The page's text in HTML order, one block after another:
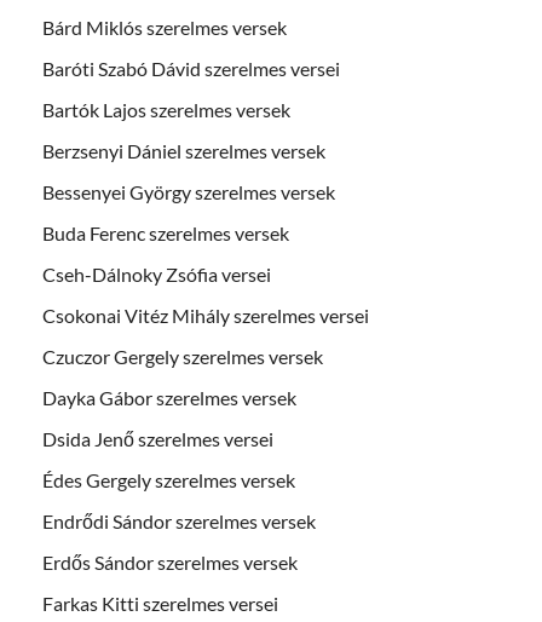
Bárd Miklós szerelmes versek
Baróti Szabó Dávid szerelmes versei
Bartók Lajos szerelmes versek
Berzsenyi Dániel szerelmes versek
Bessenyei György szerelmes versek
Buda Ferenc szerelmes versek
Cseh-Dálnoky Zsófia versei
Csokonai Vitéz Mihály szerelmes versei
Czuczor Gergely szerelmes versek
Dayka Gábor szerelmes versek
Dsida Jenő szerelmes versei
Édes Gergely szerelmes versek
Endrődi Sándor szerelmes versek
Erdős Sándor szerelmes versek
Farkas Kitti szerelmes versei